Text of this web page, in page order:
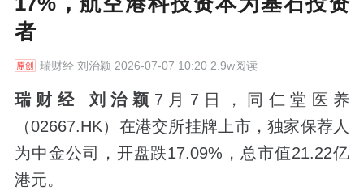
者
瑞财经刘治颖 2026-07-07 10:20 2.9w阅读
瑞财经 刘治颖 7月7日，同仁堂医养
（02667.HK）在港交所挂牌上市，独家保荐人
为中金公司，开盘跌17.09%，总市值21.22亿
港元。